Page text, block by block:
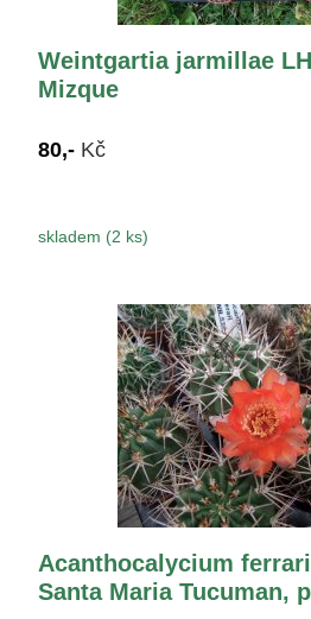
Weintgartia jarmillae
Mizque
80,- Kč
skladem (2 ks)
Acanthocalycium
Santa Maria Tucuman,